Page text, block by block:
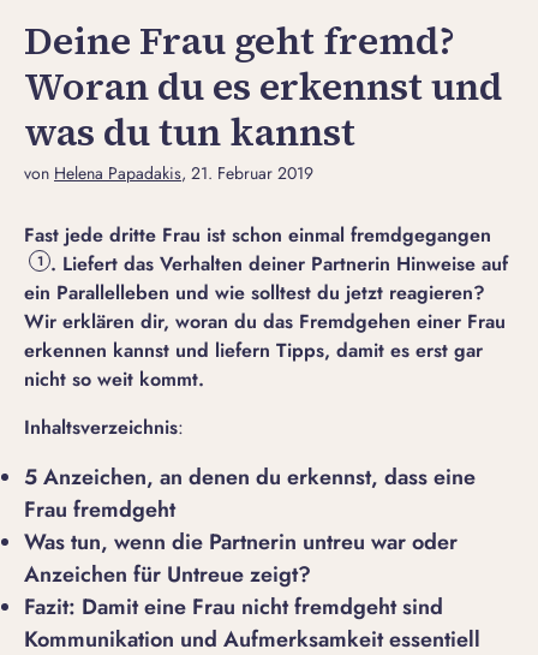
Deine Frau geht fremd?
Woran du es erkennst und
was du tun kannst
von Helena Papadakis, 21. Februar 2019
Fast jede dritte Frau ist schon einmal fremdgegangen
1 . Liefert das Verhalten deiner Partnerin Hinweise auf
ein Parallelleben und wie solltest du jetzt reagieren?
Wir erklären dir, woran du das Fremdgehen einer Frau
erkennen kannst und liefern Tipps, damit es erst gar
nicht so weit kommt.
Inhaltsverzeichnis:
5 Anzeichen, an denen du erkennst, dass eine
Frau fremdgeht
Was tun, wenn die Partnerin untreu war oder
Anzeichen für Untreue zeigt?
Fazit: Damit eine Frau nicht fremdgeht sind
Kommunikation und Aufmerksamkeit essentiell